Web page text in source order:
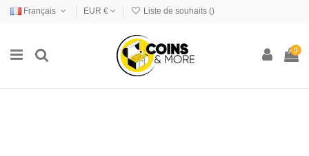
Français EUR € Liste de souhaits ()
0